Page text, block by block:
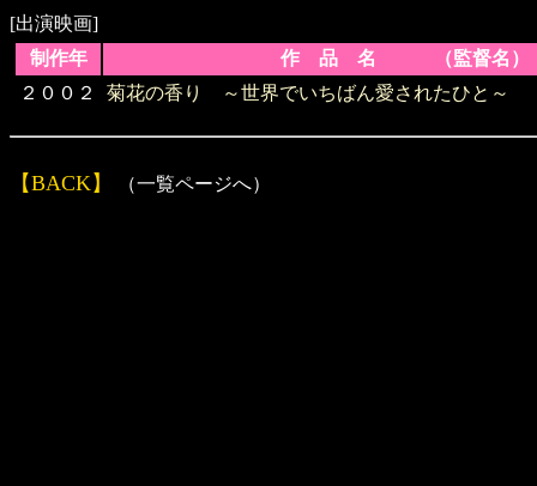
[出演映画]
制作年
作 品 名 （監督名）
２００２
菊花の香り ～世界でいちばん愛されたひと～
【BACK】 （一覧ページへ）